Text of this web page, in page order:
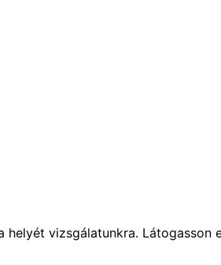
vizsgálatunkra. Látogasson